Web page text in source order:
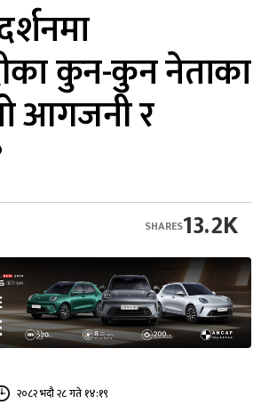
कुन-कुन नेताका
आगजनी र
13.2K
SHARES
२०८२ भदौ २८ गते १४:१९